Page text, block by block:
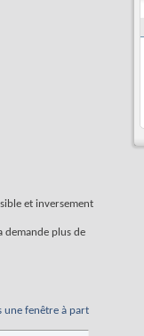
et inversement
demande plus de
une fenêtre à part